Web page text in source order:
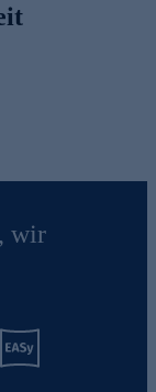
wir